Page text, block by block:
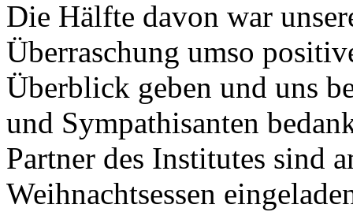
Die Hälfte davon war
Überraschung umso
Überblick geben und uns
und Sympathisanten
Partner des Institutes sind
Weihnachtsessen